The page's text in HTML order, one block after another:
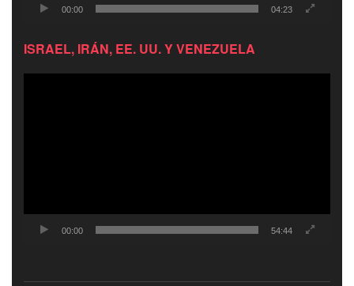
00:00 04:23
ISRAEL, IRÁN, EE. UU. Y VENEZUELA
00:00 54:44